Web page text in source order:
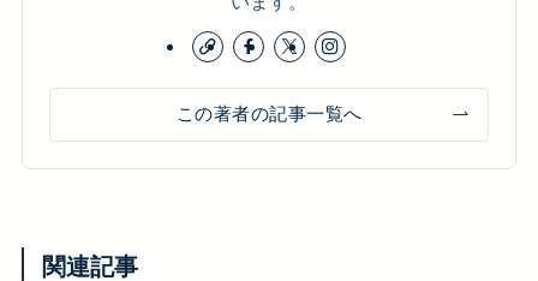
この著者の記事一覧へ
関連記事